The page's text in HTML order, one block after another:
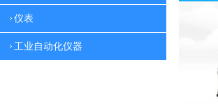
仪表
工业自动化仪器